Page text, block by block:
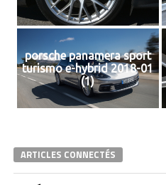
porsche panamera sport
turismo e-hybrid 2018-01
(1)
ARTICLES CONNECTÉS